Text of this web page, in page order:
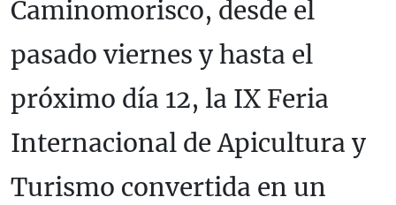
Caminomorisco, desde el
pasado viernes y hasta el
próximo día 12, la IX Feria
Internacional de Apicultura y
Turismo convertida en un